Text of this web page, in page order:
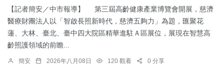
【記者簡安／中市報導】 第三屆高齡健康產業博覽會開展，慈濟
醫療財團法人以「智啟長照新時代，慈濟五夠力」為題，匯聚花
蓮、大林、臺北、臺中四大院區精華進駐Ａ區展位，展現在智慧高
齡照護領域的前瞻...
簡安 2026年八月08日 120 觀看 0 分享